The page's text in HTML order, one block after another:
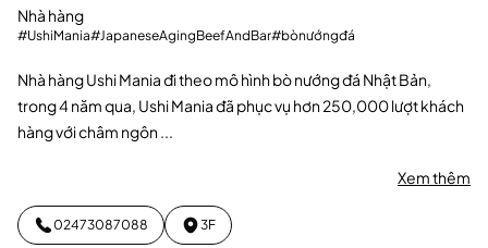
Nhà hàng
#UshiMania#JapaneseAgingBeefAndBar#bònướngđá
Nhà hàng Ushi Mania đi theo mô hình bò nướng đá Nhật Bản,
trong 4 năm qua, Ushi Mania đã phục vụ hơn 250,000 lượt khách
hàng với châm ngôn ...
Xem thêm
02473087088 3F